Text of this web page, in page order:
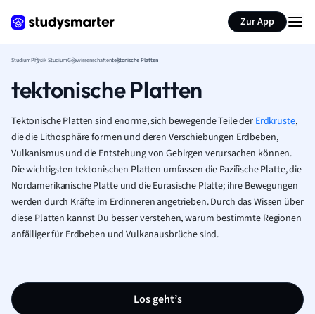
Zur App
StudiumPhysik StudiumGeowissenschaftentektonische Platten
tektonische Platten
Tektonische Platten sind enorme, sich bewegende Teile der Erdkruste,
die die Lithosphäre formen und deren Verschiebungen Erdbeben,
Vulkanismus und die Entstehung von Gebirgen verursachen können.
Die wichtigsten tektonischen Platten umfassen die Pazifische Platte, die
Nordamerikanische Platte und die Eurasische Platte; ihre Bewegungen
werden durch Kräfte im Erdinneren angetrieben. Durch das Wissen über
diese Platten kannst Du besser verstehen, warum bestimmte Regionen
anfälliger für Erdbeben und Vulkanausbrüche sind.
Los geht’s